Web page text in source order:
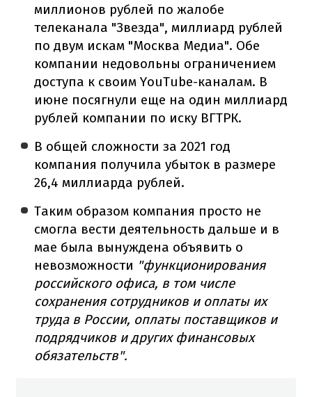
миллионов рублей по жалобе
телеканала "Звезда", миллиард рублей
по двум искам "Москва Медиа". Обе
компании недовольны ограничением
доступа к своим YouTube-каналам. В
июне посягнули еще на один миллиард
рублей компании по иску ВГТРК.
В общей сложности за 2021 год
компания получила убыток в размере
26,4 миллиарда рублей.
Таким образом компания просто не
смогла вести деятельность дальше и в
мае была вынуждена объявить о
невозможности "функционирования
российского офиса, в том числе
сохранения сотрудников и оплаты их
труда в России, оплаты поставщиков и
подрядчиков и других финансовых
обязательств".